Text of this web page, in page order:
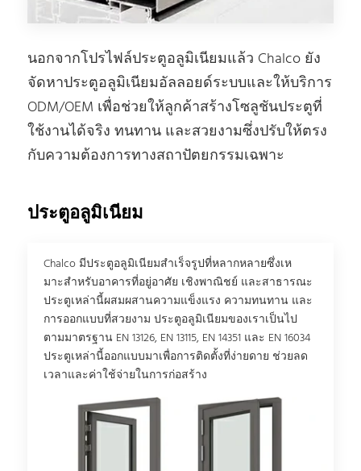
นอกจากโปรไฟล์ประตูอลูมิเนียมแล้ว Chalco ยัง
จัดหาประตูอลูมิเนียมอัลลอยด์ระบบและให้บริการ
ODM/OEM เพื่อช่วยให้ลูกค้าสร้างโซลูชันประตูที่
ใช้งานได้จริง ทนทาน และสวยงามซึ่งปรับให้ตรง
กับความต้องการทางสถาปัตยกรรมเฉพาะ
ประตูอลูมิเนียม
Chalco มีประตูอลูมิเนียมสําเร็จรูปที่หลากหลายซึ่งเห
มาะสําหรับอาคารที่อยู่อาศัย เชิงพาณิชย์ และสาธารณะ
ประตูเหล่านี้ผสมผสานความแข็งแรง ความทนทาน และ
การออกแบบที่สวยงาม ประตูอลูมิเนียมของเราเป็นไป
ตามมาตรฐาน EN 13126, EN 13115, EN 14351 และ EN 16034
ประตูเหล่านี้ออกแบบมาเพื่อการติดตั้งที่ง่ายดาย ช่วยลด
เวลาและค่าใช้จ่ายในการก่อสร้าง